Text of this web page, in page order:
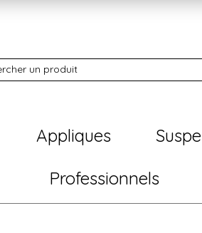
un produit
Appliques
Professionnels